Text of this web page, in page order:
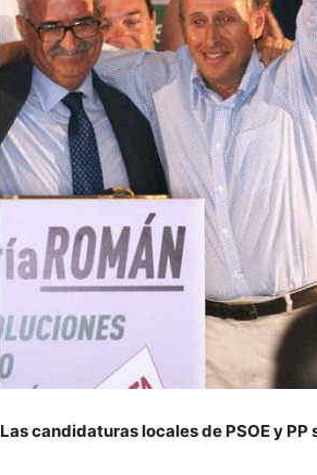
Las candidaturas locales de PSOE y